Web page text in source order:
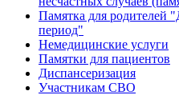
Памятка для родителей
период"
Немедицинские услуги
Памятки для пациентов
Диспансеризация
Участникам СВО